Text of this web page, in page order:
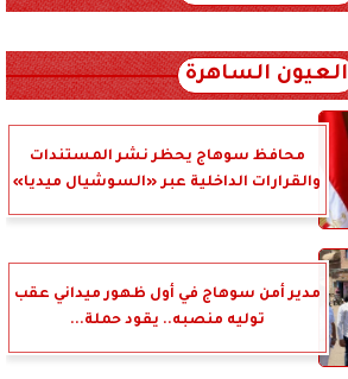
العيون الساهرة
محافظ سوهاج يحظر نشر المستندات
والقرارات الداخلية عبر «السوشيال ميديا»
مدير أمن سوهاج في أول ظهور ميداني عقب
توليه منصبه.. يقود حملة...